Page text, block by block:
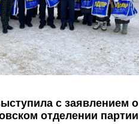
с заявлением о
отделении партии